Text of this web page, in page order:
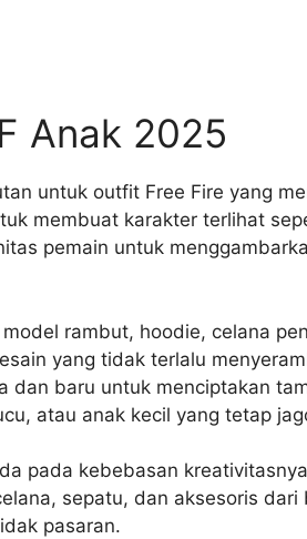
Anak 2025
untuk outfit Free Fire yang
membuat karakter terlihat
pemain untuk
rambut, hoodie, celana
yang tidak terlalu
dan baru untuk menciptakan
atau anak kecil yang tetap
pada kebebasan
sepatu, dan aksesoris
pasaran.